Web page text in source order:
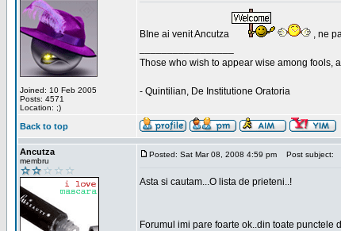
Joined: 10 Feb 2005
Posts: 4571
Location: ;)
BIne ai venit Ancutza
, ne
Those who wish to appear wise among fools,
- Quintilian, De Institutione Oratoria
Back to top
Ancutza
membru
Posted: Sat Mar 08, 2008 4:59 pm Post subject:
Asta si cautam...O lista de prieteni..!
Forumul imi pare foarte ok..din toate punctele